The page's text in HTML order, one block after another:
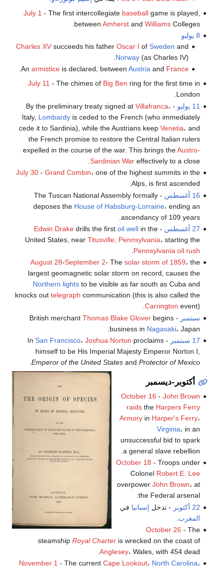
July 1 - The first intercollegiate baseballgame is played,
between Amherstand WilliamsColleges.
8 يوليو
Charles XV succeeds his fatherOscar I ofSweden and
Norway (as Charles IV).
Anarmistice is declared, betweenAustria and France
.
July 11 - The chimes of Big Ben ring for the first time in
London.
11 يوليو
- By the preliminary treaty signed at
Villafranca،
Italy, Lombardyis ceded to the French (who immediately
cede it to Sardinia), while the Austrians keep Venetia، and
the French promise to restore the Central Italian rulers
expelled in the course of the war. This brings theAustro-
Sardinian Wareffectively to a close.
July 30- Grand Combin، one of the highest summits in the
Alps, is first ascended.
16 أغسطس
- The Tuscan National Assembly formally
deposes the House of Habsburg-Lorraine، ending an
ascendancy of 109 years.
27 أغسطس
-
Edwin Drakedrills the first oil wellin the
United States, near Titusville, Pennsylvania، starting the
Pennsylvania oil rush
August 28-September 2- The solar storm of 1859، the
largest geomagnetic solar storm on record, causes the
Northern lightsto be visible as far south as Cuba and
knocks out telegraph communication (this is also called the
Carrington event).
سبتمبر - British merchant
Thomas Blake Gloverbegins
business in Nagasaki، Japan.
17 سبتمبر
- In
San Francisco، Joshua Norton proclaims
himself to be His Imperial Majesty Emperor Norton I,
Emperor of the United Statesand Protector of Mexico
أكتوبر-ديسمبر
October 16 - John Brown
raidsthe Harpers Ferry
Armoryin Harper's Ferry،
Virginia، in an
unsuccessful bid to spark
a general slave rebellion.
October 18 - Troops under
Colonel Robert E. Lee
overpower John Brown، at
the Federal arsenal.
22 أكتوبر
- تدخل إسبانيا في
المغرب
October 26 - The
steamship Royal Charteris wrecked on the coast of
Anglesey، Wales, with 454 dead.
November 1 - The current Cape Lookout، North Carolina،